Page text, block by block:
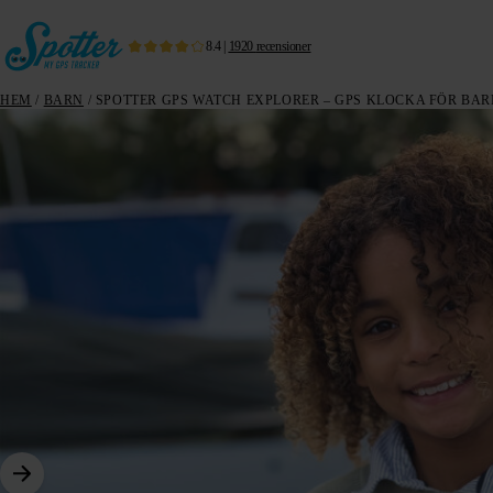
8.4| 1920 recensioner
HEM / BARN / SPOTTER GPS WATCH EXPLORER – GPS KLOCKA FÖR